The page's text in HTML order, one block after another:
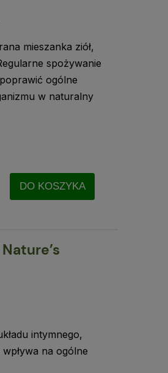
mieszanka ziół,
spożywanie
ogólne
w naturalny
DO KOSZYKA
intymnego,
na ogólne